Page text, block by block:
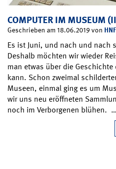
COMPUTER IM MUSEUM
Geschrieben am 18.06.2019 von HNF
Es ist Juni, und nach und nach
Deshalb möchten wir wieder
man etwas über die
kann. Schon zweimal
Museen, einmal ging es um
wir uns neu eröffneten
noch im Verborgenen blühen. …